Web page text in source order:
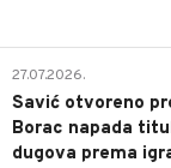
27.07.2026.
Savić otvoreno
Borac napada
dugova prema